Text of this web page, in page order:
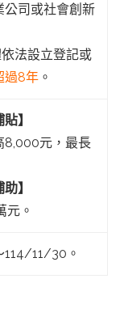
公司或社會創新
法設立登記或
過8年 。
】
8,000元，最長
】
元。
114/11/30。